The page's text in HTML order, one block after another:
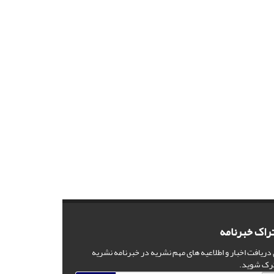
خبرنامه
دریافت اخبار و اطلاعیه های مهم نشریه در خبرنامه نشریه
شوید.